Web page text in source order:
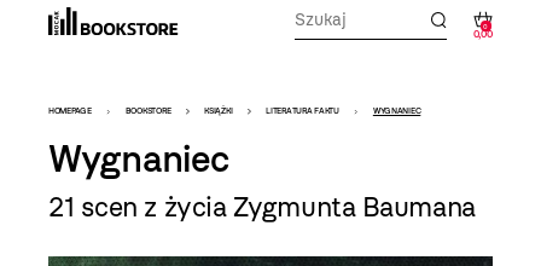
0
0,00
Bookstore
-
szablon
szczegóły
HOMEPAGE BOOKSTORE KSIĄŻKI LITERATURA FAKTU WYGNANIEC
Wygnaniec
21 scen z życia Zygmunta Baumana